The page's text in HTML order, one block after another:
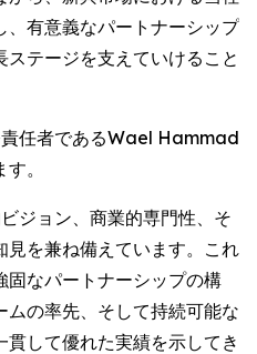
有意義なパートナーシップ
テージを支えていけること
任者であるWael Hammad
。
ジョン、商業的専門性、そ
見を兼ね備えています。これ
固なパートナーシップの構
の率先、そして持続可能な
して優れた実績を示してき